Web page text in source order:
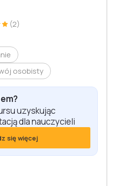
(2)
osobisty
uzyskując
dla nauczycieli
się więcej